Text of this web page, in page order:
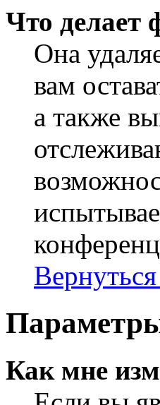
Что делает
Она
вам
а также
Как мне